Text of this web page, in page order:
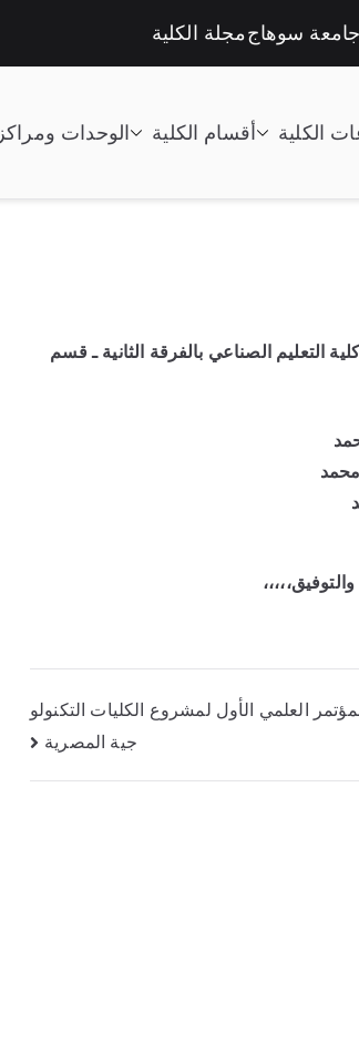
جامعة سوهاجمجلة الكلية
الكلية أقسام الكلية الوحدات ومراكز
البدنية بالجامعة، شارك (4) طلاب من كلية التعليم الصناعي بالفرقة الثانية ـ قسم
العلمي الأول لمشروع الكليات التكنولو
جية المصرية